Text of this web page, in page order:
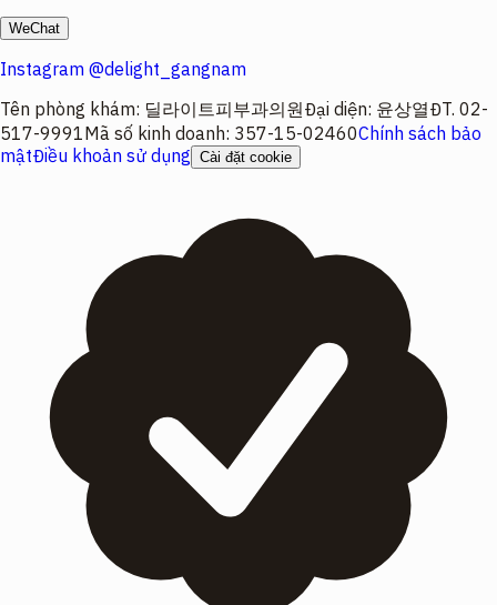
WeChat
Instagram @delight_gangnam
Tên phòng khám: 딜라이트피부과의원Đại diện: 윤상열ĐT. 02-
517-9991Mã số kinh doanh: 357-15-02460Chính sách bảo
mậtĐiều khoản sử dụng Cài đặt cookie